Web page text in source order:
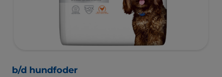
b/d hundfoder